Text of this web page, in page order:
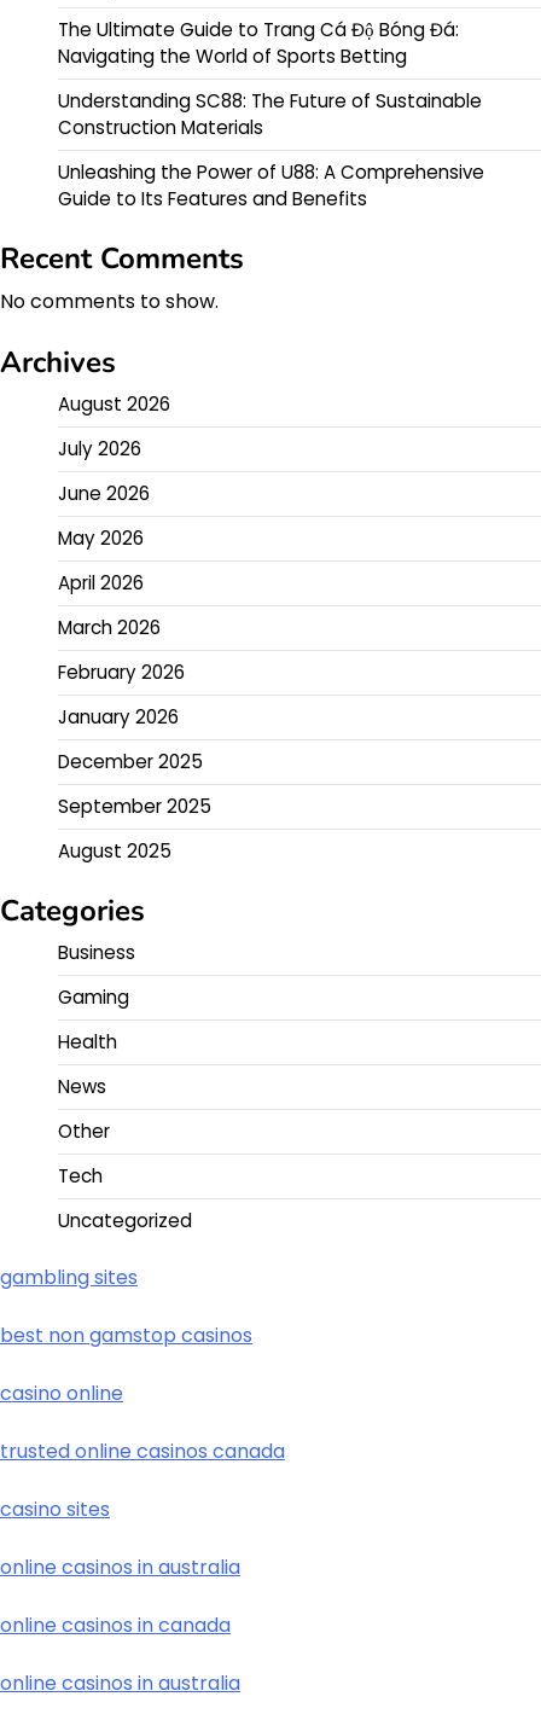
The Ultimate Guide to Trang Cá Độ Bóng Đá:
Navigating the World of Sports Betting
Understanding SC88: The Future of Sustainable
Construction Materials
Unleashing the Power of U88: A Comprehensive
Guide to Its Features and Benefits
Recent Comments
No comments to show.
Archives
August 2026
July 2026
June 2026
May 2026
April 2026
March 2026
February 2026
January 2026
December 2025
September 2025
August 2025
Categories
Business
Gaming
Health
News
Other
Tech
Uncategorized
gambling sites
best non gamstop casinos
casino online
trusted online casinos canada
casino sites
online casinos in australia
online casinos in canada
online casinos in australia